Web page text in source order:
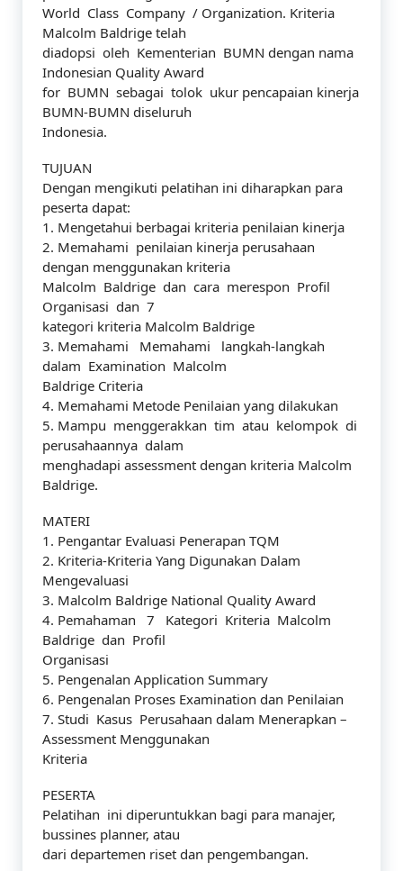
World Class Company / Organization. Kriteria
Malcolm Baldrige telah
diadopsi oleh Kementerian BUMN dengan nama
Indonesian Quality Award
for BUMN sebagai tolok ukur pencapaian kinerja
BUMN-BUMN diseluruh
Indonesia.
TUJUAN
Dengan mengikuti pelatihan ini diharapkan para
peserta dapat:
1. Mengetahui berbagai kriteria penilaian kinerja
2. Memahami penilaian kinerja perusahaan
dengan menggunakan kriteria
Malcolm Baldrige dan cara merespon Profil
Organisasi dan 7
kategori kriteria Malcolm Baldrige
3. Memahami Memahami langkah-langkah
dalam Examination Malcolm
Baldrige Criteria
4. Memahami Metode Penilaian yang dilakukan
5. Mampu menggerakkan tim atau kelompok di
perusahaannya dalam
menghadapi assessment dengan kriteria Malcolm
Baldrige.
MATERI
1. Pengantar Evaluasi Penerapan TQM
2. Kriteria-Kriteria Yang Digunakan Dalam
Mengevaluasi
3. Malcolm Baldrige National Quality Award
4. Pemahaman 7 Kategori Kriteria Malcolm
Baldrige dan Profil
Organisasi
5. Pengenalan Application Summary
6. Pengenalan Proses Examination dan Penilaian
7. Studi Kasus Perusahaan dalam Menerapkan –
Assessment Menggunakan
Kriteria
PESERTA
Pelatihan ini diperuntukkan bagi para manajer,
bussines planner, atau
dari departemen riset dan pengembangan.